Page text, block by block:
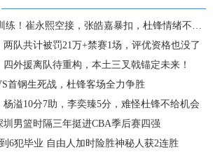
！崔永熙空接，张皓嘉暴扣，杜锋情绪不错！
队共计被罚21万+禁赛1场，评优资格也没了
外援离队待重构，本土三叉戟锚定未来！
首钢生死战，杜锋客场全力争胜
杨溢10分7助，李奕臻5分，难怪杜锋不给机会
男篮时隔三年挺进CBA季后赛四强
6犯毕业 自由人加时险胜神秘人获2连胜